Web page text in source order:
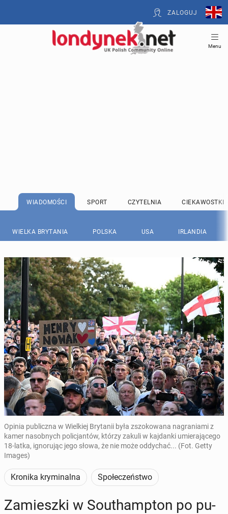
ZALOGUJ
Menu
WIADOMOŚCI SPORT CZYTELNIA CIEKAWOSTKI
WIELKA BRYTANIA POLSKA USA IRLANDIA
Opinia publiczna w Wielkiej Brytanii była zszokowana nagraniami z
kamer nasobnych policjantów, którzy zakuli w kajdanki umierającego
18-latka, ignorując jego słowa, że nie może oddychać... (Fot. Getty
Images)
Kronika kryminalna Społeczeństwo
Za­miesz­ki w So­uthamp­ton po pu­